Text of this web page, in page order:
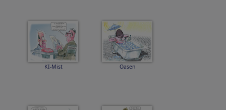
KI-Mist Oasen